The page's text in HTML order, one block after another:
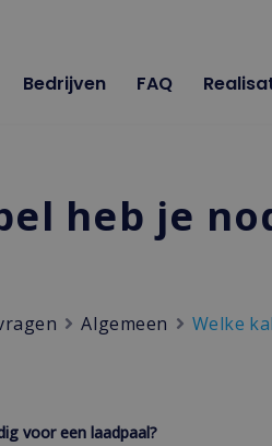
Bedrijven FAQ
heb je
Algemeen Welke
voor een laadpaal?